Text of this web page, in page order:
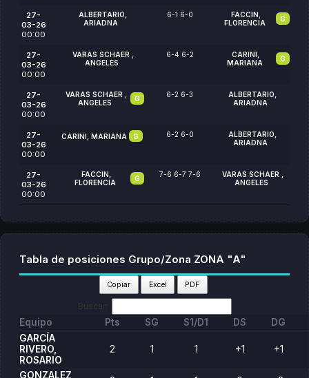
27-
03-26
00:00
ALBERTARIO,
ARIADNA
6-1 6-0
FACCIN,
FLORENCIA
G
27-
03-26
00:00
VARAS SCHAER ,
ANGELES
6-4 6-2
CARINI,
MARIANA
G
27-
03-26
00:00
VARAS SCHAER ,
ANGELES
G 6-2 6-3
ALBERTARIO,
ARIADNA
27-
03-26
00:00
CARINI, MARIANA G 6-2 6-0
ALBERTARIO,
ARIADNA
27-
03-26
00:00
FACCIN,
FLORENCIA
G 7-6 6-7 7-6
VARAS SCHAER ,
ANGELES
Tabla de posiciones Grupo/Zona ZONA "A"
Copiar Excel PDF
Equipo Pts SG S1/D1 DS
DG
GARCÍA
RIVERO,
ROSARIO
2 1 1 +1 +1
GONZALEZ,